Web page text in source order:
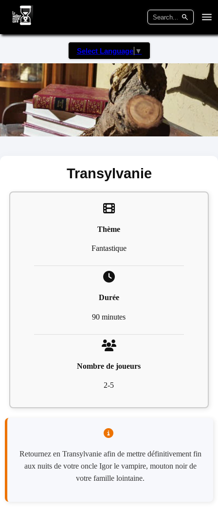
Select Language ▼
Transylvanie
Thème
Fantastique
Durée
90 minutes
Nombre de joueurs
2-5
Retournez en Transylvanie afin de mettre définitivement fin
aux nuits de votre oncle Igor le vampire, mouton noir de
votre famille lointaine.